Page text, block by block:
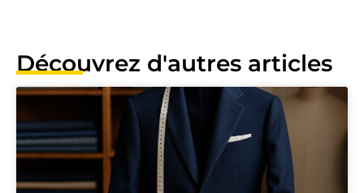
Découvrez d'autres articles